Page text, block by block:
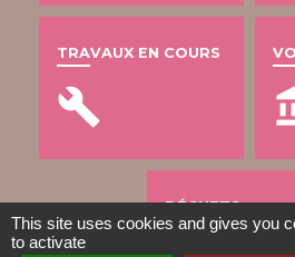
TRAVAUX EN COURS
build
DÉCHETS
This site uses cookies and gives you
to activate